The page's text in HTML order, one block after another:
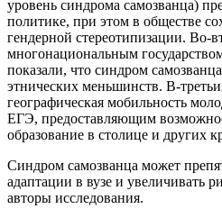
уровень синдрома самозванца)
политике, при этом в обществе
гендерной стереотипизации. Во-
многонациональным
показали, что синдром
этнических меньшинств. В-
географическая мобильность
ЕГЭ, предоставляющим
образование в столице и других
Синдром самозванца может
адаптации в вузе и увеличивать
авторы исследования.